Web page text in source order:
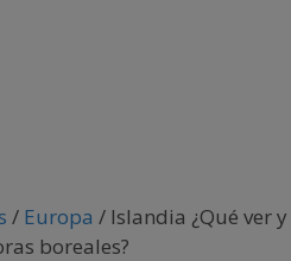
/ Europa / Islandia ¿Qué ver
boreales?